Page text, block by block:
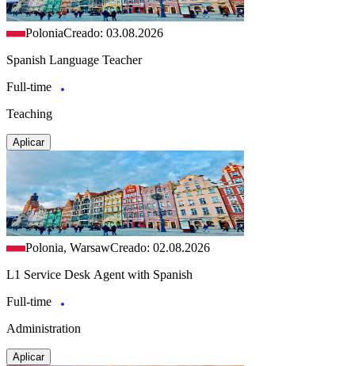
PoloniaCreado: 03.08.2026
Spanish Language Teacher
Full-time
Teaching
Aplicar
Polonia, WarsawCreado: 02.08.2026
L1 Service Desk Agent with Spanish
Full-time
Administration
Aplicar